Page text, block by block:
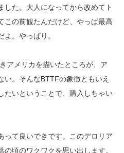
した。大人になってから改めてト
この前観たんだけど、やっぱ最高
。やっぱり。
アメリカを描いたところが、ア
い。そんなBTTFの象徴ともいえ
たいということで、購入しちゃい
って良いできです。このデロリア
頃のワクワクを思い出します。